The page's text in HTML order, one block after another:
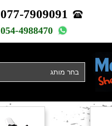
077-7909091
054-4988470
בחר מותג